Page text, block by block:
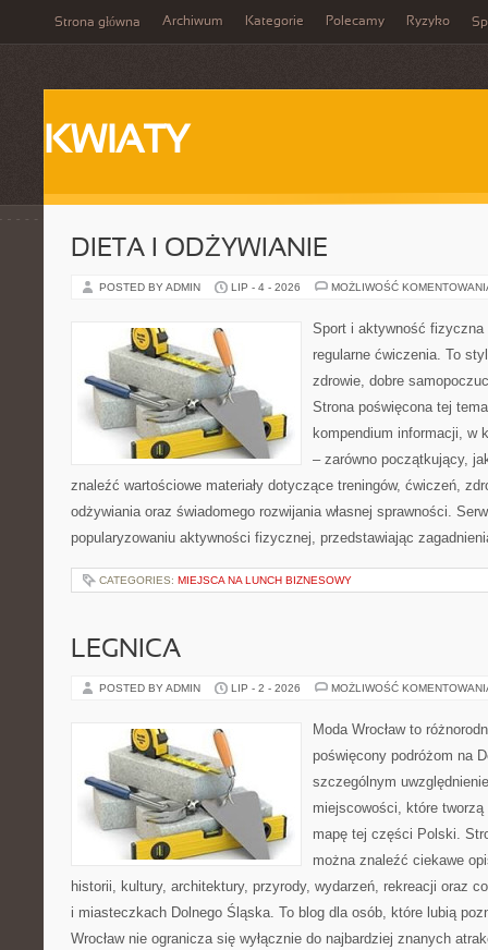
Strona główna Archiwum Kategorie Polecamy Ryzyko
KWIATY
DIETA I ODŻYWIANIE
POSTED BY ADMIN LIP - 4 - 2026 MOŻLIWOŚĆ
Sport i aktywność
regularne ćwiczenia. To
zdrowie, dobre
Strona poświęcona tej
kompendium informacji, w
– zarówno początkujący,
znaleźć wartościowe materiały dotyczące treningów, ćwiczeń,
odżywiania oraz świadomego rozwijania własnej sprawności.
popularyzowaniu aktywności fizycznej, przedstawiając
CATEGORIES: MIEJSCA NA LUNCH BIZNESOWY
LEGNICA
POSTED BY ADMIN LIP - 2 - 2026 MOŻLIWOŚĆ
Moda Wrocław to
poświęcony podróżom na
szczególnym
miejscowości, które
mapę tej części Polski.
można znaleźć ciekawe
historii, kultury, architektury, przyrody, wydarzeń, rekreacji oraz
i miasteczkach Dolnego Śląska. To blog dla osób, które lubią
Wrocław nie ogranicza się wyłącznie do najbardziej znanych